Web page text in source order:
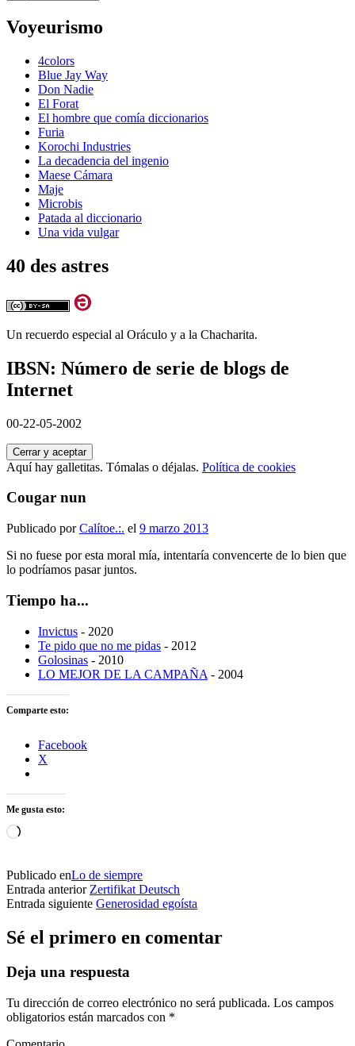
Voyeurismo
4colors
Blue Jay Way
Don Nadie
El Forat
El hombre que comía diccionarios
Furia
Korochi Industries
La decadencia del ingenio
Maese Cámara
Maje
Microbis
Patada al diccionario
Una vida vulgar
40 des astres
Un recuerdo especial al Oráculo y a la Chacharita.
IBSN: Número de serie de blogs de
Internet
00-22-05-2002
Aquí hay galletitas. Tómalas o déjalas. Política de cookies
Cougar nun
Publicado porCalítoe.:. el 9 marzo 2013
Si no fuese por esta moral mía, intentaría convencerte de lo bien que
lo podríamos pasar juntos.
Tiempo ha...
Invictus - 2020
Te pido que no me pidas - 2012
Golosinas - 2010
LO MEJOR DE LA CAMPAÑA - 2004
Comparte esto:
Facebook
X
Me gusta esto:
Cargando...
Publicado enLo de siempre
Entrada anterior Zertifikat Deutsch
Entrada siguiente Generosidad egoísta
Sé el primero en comentar
Deja una respuesta
Tu dirección de correo electrónico no será publicada. Los campos
obligatorios están marcados con *